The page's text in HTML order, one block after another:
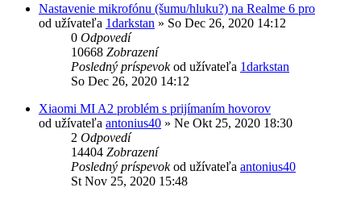
Nastavenie mikrofónu (šumu/hluku?) na Realme 6 pro
od užívateľa 1darkstan » So Dec 26, 2020 14:12
0 Odpovedí
10668 Zobrazení
Posledný príspevokod užívateľa 1darkstan
So Dec 26, 2020 14:12
Xiaomi MI A2 problém s prijímaním hovorov
od užívateľa antonius40 » Ne Okt 25, 2020 18:30
2 Odpovedí
14404 Zobrazení
Posledný príspevokod užívateľa antonius40
St Nov 25, 2020 15:48